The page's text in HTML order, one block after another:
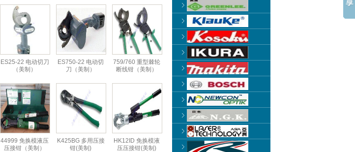
ES25-22 电动切刀
（美制）
ES750-22 电动切
刀（美制）
759/760 重型棘轮
断线钳（美制）
44999 免换模液压
压接钳（美制）
K425BG 多用压接
钳(美制)
HK12ID 免换模液
压压接钳(美制)